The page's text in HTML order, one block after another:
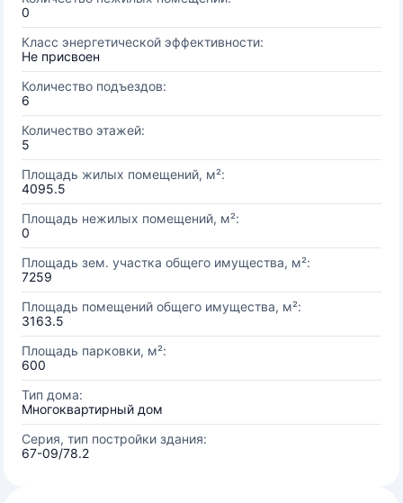
0
Класс энергетической эффективности:
Не присвоен
Количество подъездов:
6
Количество этажей:
5
Площадь жилых помещений, м²:
4095.5
Площадь нежилых помещений, м²:
0
Площадь зем. участка общего имущества, м²:
7259
Площадь помещений общего имущества, м²:
3163.5
Площадь парковки, м²:
600
Тип дома:
Многоквартирный дом
Серия, тип постройки здания:
67-09/78.2